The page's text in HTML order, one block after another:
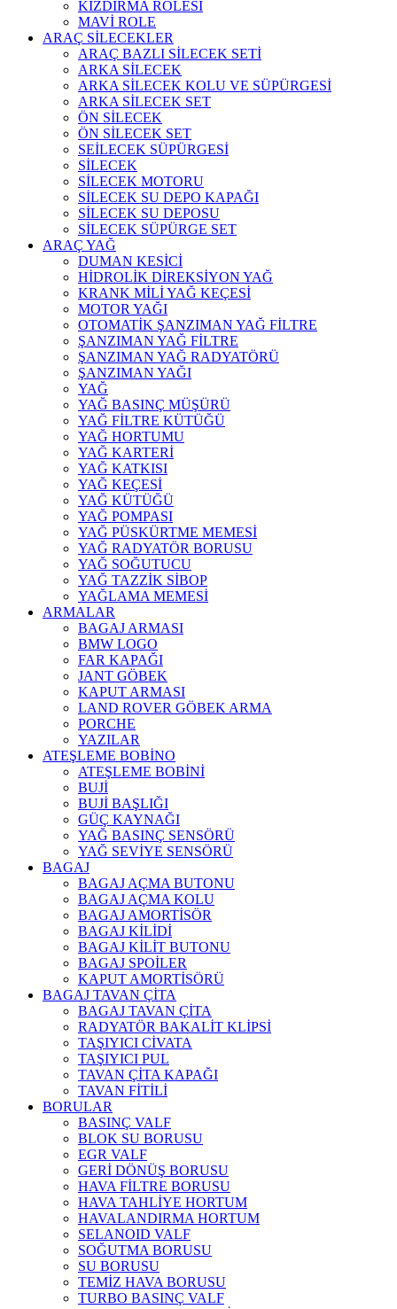
KIZDIRMA ROLESİ
MAVİ ROLE
ARAÇ SİLECEKLER
ARAÇ BAZLI SİLECEK SETİ
ARKA SİLECEK
ARKA SİLECEK KOLU VE SÜPÜRGESİ
ARKA SİLECEK SET
ÖN SİLECEK
ÖN SİLECEK SET
SEİLECEK SÜPÜRGESİ
SİLECEK
SİLECEK MOTORU
SİLECEK SU DEPO KAPAĞI
SİLECEK SU DEPOSU
SİLECEK SÜPÜRGE SET
ARAÇ YAĞ
DUMAN KESİCİ
HİDROLİK DİREKSİYON YAĞ
KRANK MİLİ YAĞ KEÇESİ
MOTOR YAĞI
OTOMATİK ŞANZIMAN YAĞ FİLTRE
ŞANZIMAN YAĞ FİLTRE
ŞANZIMAN YAĞ RADYATÖRÜ
ŞANZIMAN YAĞI
YAĞ
YAĞ BASINÇ MÜŞÜRÜ
YAĞ FİLTRE KÜTÜĞÜ
YAĞ HORTUMU
YAĞ KARTERİ
YAĞ KATKISI
YAĞ KEÇESİ
YAĞ KÜTÜĞÜ
YAĞ POMPASI
YAĞ PÜSKÜRTME MEMESİ
YAĞ RADYATÖR BORUSU
YAĞ SOĞUTUCU
YAĞ TAZZİK SİBOP
YAĞLAMA MEMESİ
ARMALAR
BAGAJ ARMASI
BMW LOGO
FAR KAPAĞI
JANT GÖBEK
KAPUT ARMASI
LAND ROVER GÖBEK ARMA
PORCHE
YAZILAR
ATEŞLEME BOBİNO
ATEŞLEME BOBİNİ
BUJİ
BUJİ BAŞLIĞI
GÜÇ KAYNAĞI
YAĞ BASINÇ SENSÖRÜ
YAĞ SEVİYE SENSÖRÜ
BAGAJ
BAGAJ AÇMA BUTONU
BAGAJ AÇMA KOLU
BAGAJ AMORTİSÖR
BAGAJ KİLİDİ
BAGAJ KİLİT BUTONU
BAGAJ SPOİLER
KAPUT AMORTİSÖRÜ
BAGAJ TAVAN ÇİTA
BAGAJ TAVAN ÇİTA
RADYATÖR BAKALİT KLİPSİ
TAŞIYICI CİVATA
TAŞIYICI PUL
TAVAN ÇİTA KAPAĞI
TAVAN FİTİLİ
BORULAR
BASINÇ VALF
BLOK SU BORUSU
EGR VALF
GERİ DÖNÜŞ BORUSU
HAVA FİLTRE BORUSU
HAVA TAHLİYE HORTUM
HAVALANDIRMA HORTUM
SELANOID VALF
SOĞUTMA BORUSU
SU BORUSU
TEMİZ HAVA BORUSU
TURBO BASINÇ VALF